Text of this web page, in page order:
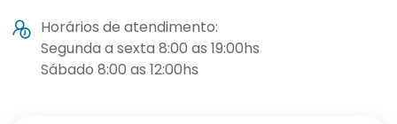
Horários de atendimento:
Segunda a sexta 8:00 as 19:00hs
Sábado 8:00 as 12:00hs